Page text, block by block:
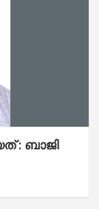
: ബാജി